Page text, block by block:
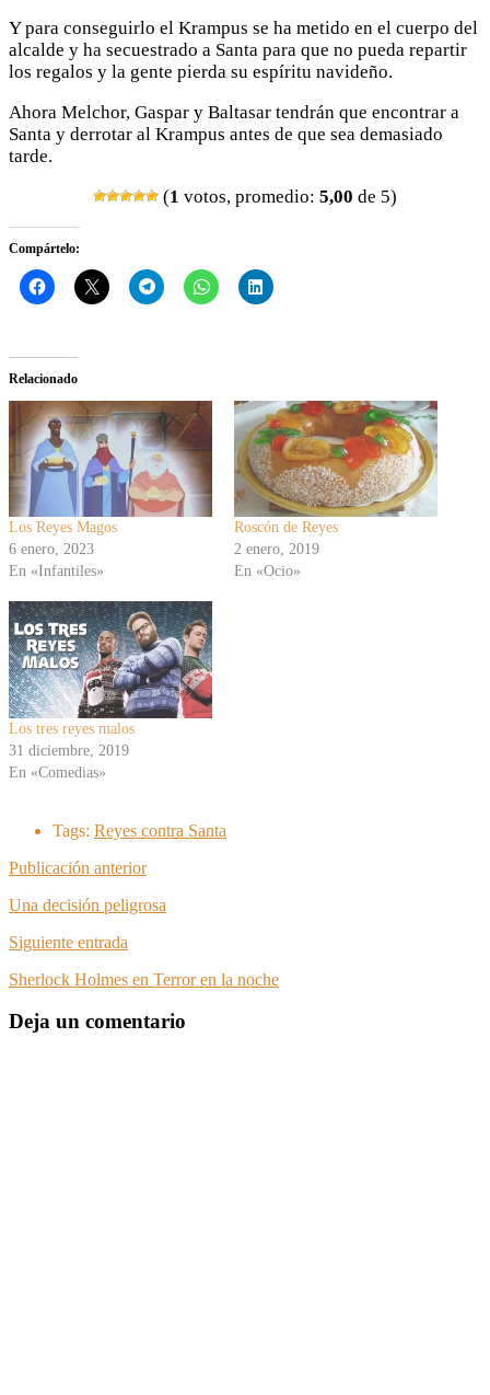
Y para conseguirlo el Krampus se ha metido en el cuerpo del
alcalde y ha secuestrado a Santa para que no pueda repartir
los regalos y la gente pierda su espíritu navideño.
Ahora Melchor, Gaspar y Baltasar tendrán que encontrar a
Santa y derrotar al Krampus antes de que sea demasiado
tarde.
(1 votos, promedio: 5,00 de 5)
Compártelo:
Relacionado
Los Reyes Magos
6 enero, 2023
En «Infantiles»
Roscón de Reyes
2 enero, 2019
En «Ocio»
Los tres reyes malos
31 diciembre, 2019
En «Comedias»
Tags: Reyes contra Santa
Publicación anterior
Una decisión peligrosa
Siguiente entrada
Sherlock Holmes en Terror en la noche
Deja un comentario